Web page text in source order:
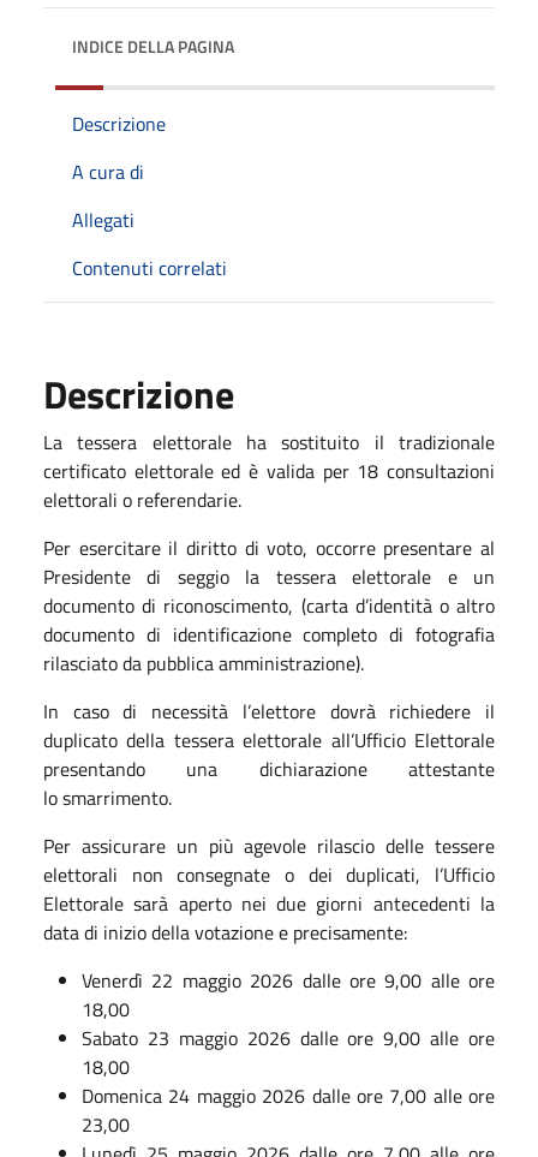
INDICE DELLA PAGINA
Descrizione
A cura di
Allegati
Contenuti correlati
Descrizione
La tessera elettorale ha sostituito il tradizionale
certificato elettorale ed è valida per 18 consultazioni
elettorali o referendarie.
Per esercitare il diritto di voto, occorre presentare al
Presidente di seggio la tessera elettorale e un
documento di riconoscimento, (carta d’identità o altro
documento di identificazione completo di fotografia
rilasciato da pubblica amministrazione).
In caso di necessità l’elettore dovrà richiedere il
duplicato della tessera elettorale all’Ufficio Elettorale
presentando una dichiarazione attestante
lo smarrimento.
Per assicurare un più agevole rilascio delle tessere
elettorali non consegnate o dei duplicati, l’Ufficio
Elettorale sarà aperto nei due giorni antecedenti la
data di inizio della votazione e precisamente:
Venerdì 22 maggio 2026 dalle ore 9,00 alle ore
18,00
Sabato 23 maggio 2026 dalle ore 9,00 alle ore
18,00
Domenica 24 maggio 2026 dalle ore 7,00 alle ore
23,00